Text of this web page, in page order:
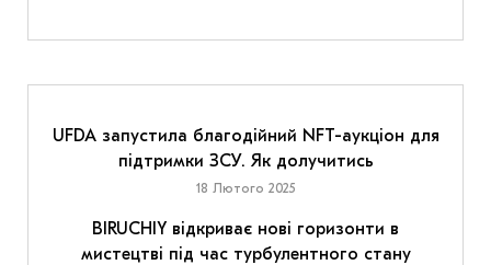
UFDA запустила благодійний NFT-аукціон для
підтримки ЗСУ. Як долучитись
18 Лютого 2025
BIRUCHIY відкриває нові горизонти в
мистецтві під час турбулентного стану